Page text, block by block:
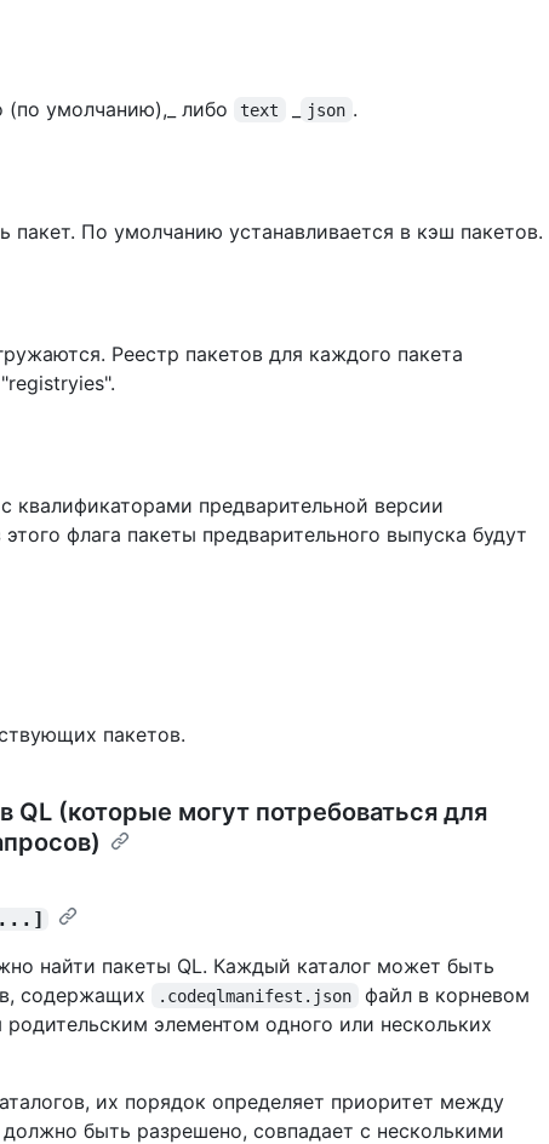
умолчанию),_ либо text json .
пакет. По умолчанию устанавливается в кэш пакетов.
Реестр пакетов для каждого пакета
квалификаторами предварительной версии
этого флага пакеты предварительного выпуска будут
пакетов.
QL (которые могут потребоваться для
найти пакеты QL. Каждый каталог может быть
содержащих
.codeqlmanifest.json
файл в корневом
элементом одного или нескольких
их порядок определяет приоритет между
быть разрешено, совпадает с несколькими